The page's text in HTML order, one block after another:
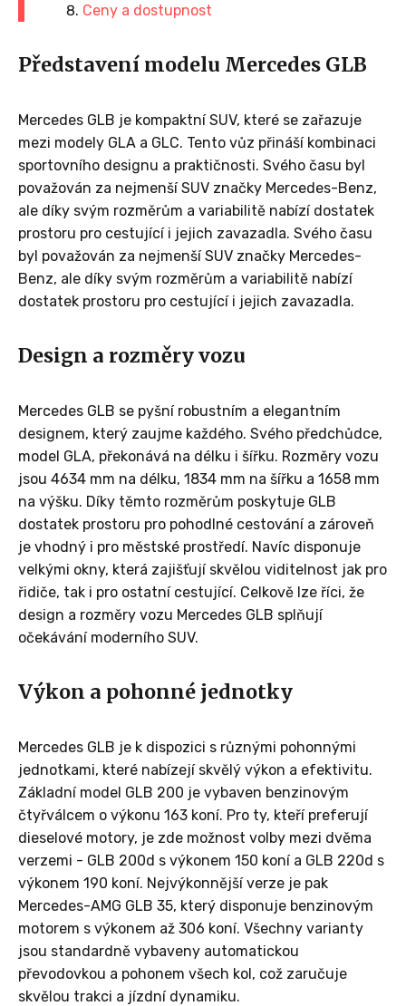
Ceny a dostupnost
Představení modelu Mercedes GLB
Mercedes GLB je kompaktní SUV, které se zařazuje
mezi modely GLA a GLC. Tento vůz přináší kombinaci
sportovního designu a praktičnosti. Svého času byl
považován za nejmenší SUV značky Mercedes-Benz,
ale díky svým rozměrům a variabilitě nabízí dostatek
prostoru pro cestující i jejich zavazadla. Svého času
byl považován za nejmenší SUV značky Mercedes-
Benz, ale díky svým rozměrům a variabilitě nabízí
dostatek prostoru pro cestující i jejich zavazadla.
Design a rozměry vozu
Mercedes GLB se pyšní robustním a elegantním
designem, který zaujme každého. Svého předchůdce,
model GLA, překonává na délku i šířku. Rozměry vozu
jsou 4634 mm na délku, 1834 mm na šířku a 1658 mm
na výšku. Díky těmto rozměrům poskytuje GLB
dostatek prostoru pro pohodlné cestování a zároveň
je vhodný i pro městské prostředí. Navíc disponuje
velkými okny, která zajišťují skvělou viditelnost jak pro
řidiče, tak i pro ostatní cestující. Celkově lze říci, že
design a rozměry vozu Mercedes GLB splňují
očekávání moderního SUV.
Výkon a pohonné jednotky
Mercedes GLB je k dispozici s různými pohonnými
jednotkami, které nabízejí skvělý výkon a efektivitu.
Základní model GLB 200 je vybaven benzinovým
čtyřválcem o výkonu 163 koní. Pro ty, kteří preferují
dieselové motory, je zde možnost volby mezi dvěma
verzemi - GLB 200d s výkonem 150 koní a GLB 220d s
výkonem 190 koní. Nejvýkonnější verze je pak
Mercedes-AMG GLB 35, který disponuje benzinovým
motorem s výkonem až 306 koní. Všechny varianty
jsou standardně vybaveny automatickou
převodovkou a pohonem všech kol, což zaručuje
skvělou trakci a jízdní dynamiku.